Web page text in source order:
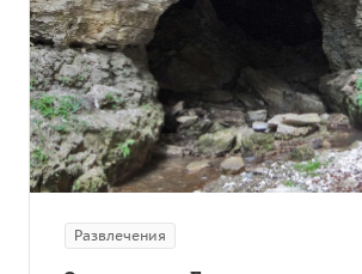
Развлечения